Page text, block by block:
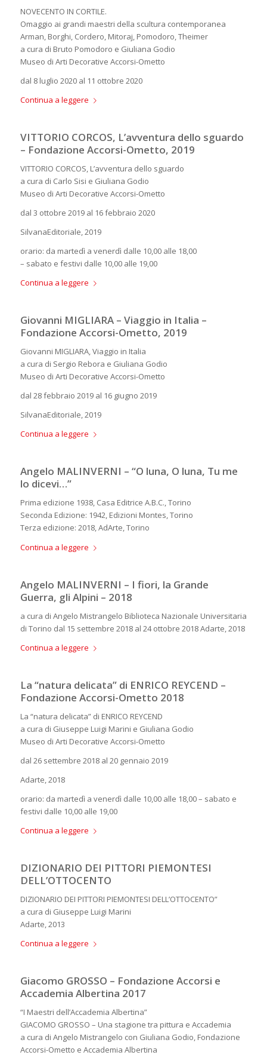
NOVECENTO IN CORTILE.
Omaggio ai grandi maestri della scultura contemporanea
Arman, Borghi, Cordero, Mitoraj, Pomodoro, Theimer
a cura di Bruto Pomodoro e Giuliana Godio
Museo di Arti Decorative Accorsi-Ometto
dal 8 luglio 2020 al 11 ottobre 2020
Continua a leggere
VITTORIO CORCOS, L’avventura dello sguardo
– Fondazione Accorsi-Ometto, 2019
VITTORIO CORCOS, L’avventura dello sguardo
a cura di Carlo Sisi e Giuliana Godio
Museo di Arti Decorative Accorsi-Ometto
dal 3 ottobre 2019 al 16 febbraio 2020
SilvanaEditoriale, 2019
orario: da martedì a venerdì dalle 10,00 alle 18,00
– sabato e festivi dalle 10,00 alle 19,00
Continua a leggere
Giovanni MIGLIARA – Viaggio in Italia –
Fondazione Accorsi-Ometto, 2019
Giovanni MIGLIARA, Viaggio in Italia
a cura di Sergio Rebora e Giuliana Godio
Museo di Arti Decorative Accorsi-Ometto
dal 28 febbraio 2019 al 16 giugno 2019
SilvanaEditoriale, 2019
Continua a leggere
Angelo MALINVERNI – “O luna, O luna, Tu me
lo dicevi…”
Prima edizione 1938, Casa Editrice A.B.C., Torino
Seconda Edizione: 1942, Edizioni Montes, Torino
Terza edizione: 2018, AdArte, Torino
Continua a leggere
Angelo MALINVERNI – I fiori, la Grande
Guerra, gli Alpini – 2018
a cura di Angelo Mistrangelo Biblioteca Nazionale Universitaria
di Torino dal 15 settembre 2018 al 24 ottobre 2018 Adarte, 2018
Continua a leggere
La “natura delicata” di ENRICO REYCEND –
Fondazione Accorsi-Ometto 2018
La “natura delicata” di ENRICO REYCEND
a cura di Giuseppe Luigi Marini e Giuliana Godio
Museo di Arti Decorative Accorsi-Ometto
dal 26 settembre 2018 al 20 gennaio 2019
Adarte, 2018
orario: da martedì a venerdì dalle 10,00 alle 18,00 – sabato e
festivi dalle 10,00 alle 19,00
Continua a leggere
DIZIONARIO DEI PITTORI PIEMONTESI
DELL’OTTOCENTO
DIZIONARIO DEI PITTORI PIEMONTESI DELL’OTTOCENTO”
a cura di Giuseppe Luigi Marini
Adarte, 2013
Continua a leggere
Giacomo GROSSO – Fondazione Accorsi e
Accademia Albertina 2017
“I Maestri dell’Accademia Albertina”
GIACOMO GROSSO – Una stagione tra pittura e Accademia
a cura di Angelo Mistrangelo con Giuliana Godio, Fondazione
Accorsi-Ometto e Accademia Albertina